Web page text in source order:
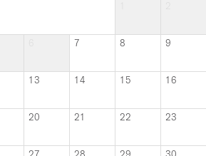
7 8 9
13 14 15 16
20 21 22 23